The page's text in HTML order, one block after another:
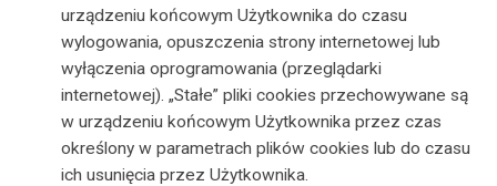
urządzeniu końcowym Użytkownika do czasu
wylogowania, opuszczenia strony internetowej lub
wyłączenia oprogramowania (przeglądarki
internetowej). „Stałe” pliki cookies przechowywane są
w urządzeniu końcowym Użytkownika przez czas
określony w parametrach plików cookies lub do czasu
ich usunięcia przez Użytkownika.